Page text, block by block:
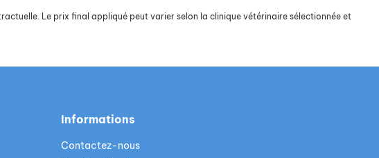
Le prix final appliqué peut varier selon la clinique vétérinaire sélectionnée et
Informations
Contactez-nous